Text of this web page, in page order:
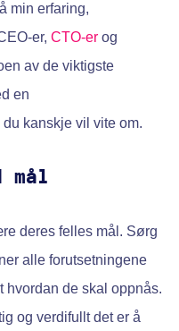
min erfaring,
er, CTO-er og
av de viktigste
en
du kanskje vil vite om.
deres felles mål. Sørg
alle forutsetningene
hvordan de skal oppnås.
og verdifullt det er å